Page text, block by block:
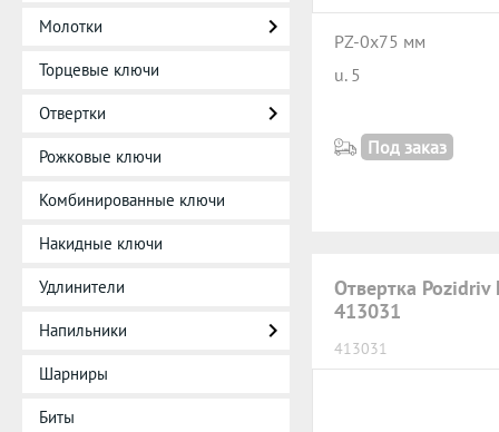
Молотки
Торцевые ключи
Отвертки
Рожковые ключи
Комбинированные ключи
Накидные ключи
Удлинители
Напильники
Шарниры
Биты
PZ-0x75 мм
u. 5
Под заказ
Отвертка
413031
413031